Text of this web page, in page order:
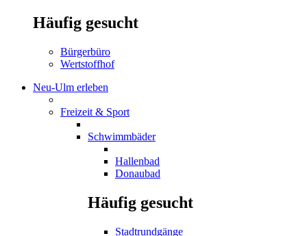
Häufig gesucht
Bürgerbüro
Wertstoffhof
Neu-Ulm erleben
Freizeit & Sport
Schwimmbäder
Hallenbad
Donaubad
Häufig gesucht
Stadtrundgänge